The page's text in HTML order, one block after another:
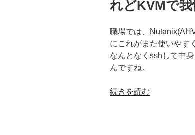
れどKVMで我
職場では、
にこれがまた使いやす
なんとなくsshして中
んですね。
“Nutanix(AHV)
続きを読む